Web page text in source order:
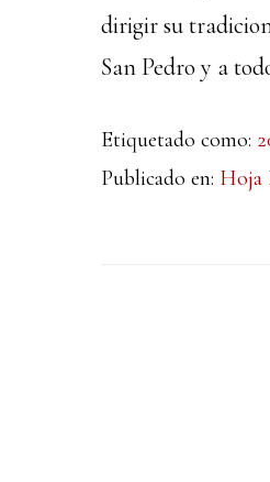
dirigir su
San Pedro y a
Etiquetado como:
Publicado en: Hoja